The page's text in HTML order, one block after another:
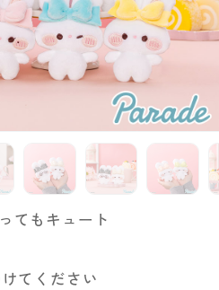
公式 Instagram
シー
てもキュート
てください